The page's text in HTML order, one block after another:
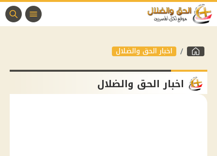
اخبار الحق والضلال
اخبار الحق والضلال